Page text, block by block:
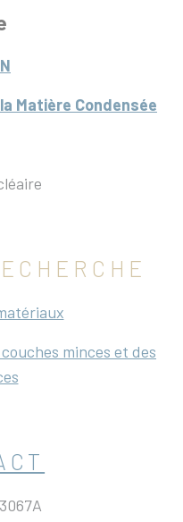
Matière Condensée
minces et des